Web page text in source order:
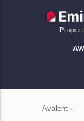
Avaleht ›